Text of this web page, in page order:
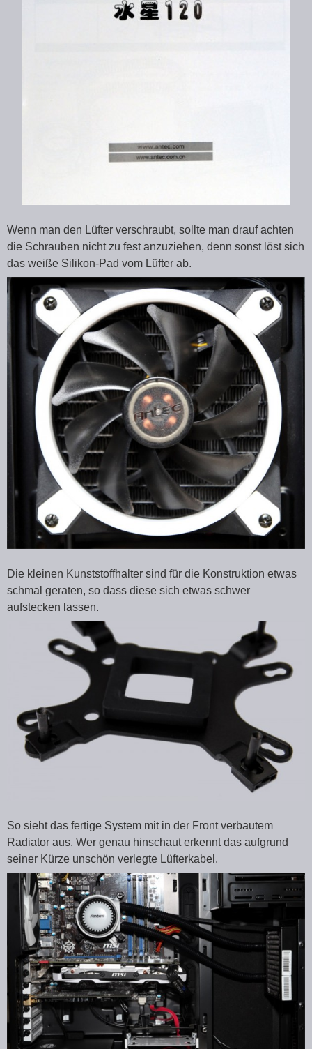
Wenn man den Lüfter verschraubt, sollte man drauf achten
die Schrauben nicht zu fest anzuziehen, denn sonst löst sich
das weiße Silikon-Pad vom Lüfter ab.
Die kleinen Kunststoffhalter sind für die Konstruktion etwas
schmal geraten, so dass diese sich etwas schwer
aufstecken lassen.
So sieht das fertige System mit in der Front verbautem
Radiator aus. Wer genau hinschaut erkennt das aufgrund
seiner Kürze unschön verlegte Lüfterkabel.